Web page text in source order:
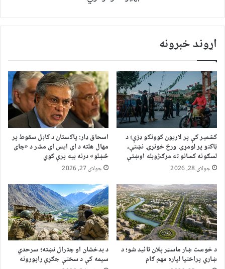
اړوند خبرونه
کشمیر کې پر لاریون کوونکو ډزې؛ د
ټاکنو پر لومړۍ ورځ خونړۍ نښتې،
لسګونه کسانو ته مرګ‌ژوبله اوښتې
جولای 28, 2026
اسحاق ډار: پاکستان د کابل سقوط پر
مهال هلته د ای ایس ای مشر د «چای
څښلو» درنه بیه پرې کوي
جولای 27, 2026
د خوست ښار ماسټر پلان تائید شو؛ د
ښاري پراختیا لپاره مهم ګام
د بدخشان او چترال نښته؛ سرحدي
سیمه کې د سختې جګړې راپورونه